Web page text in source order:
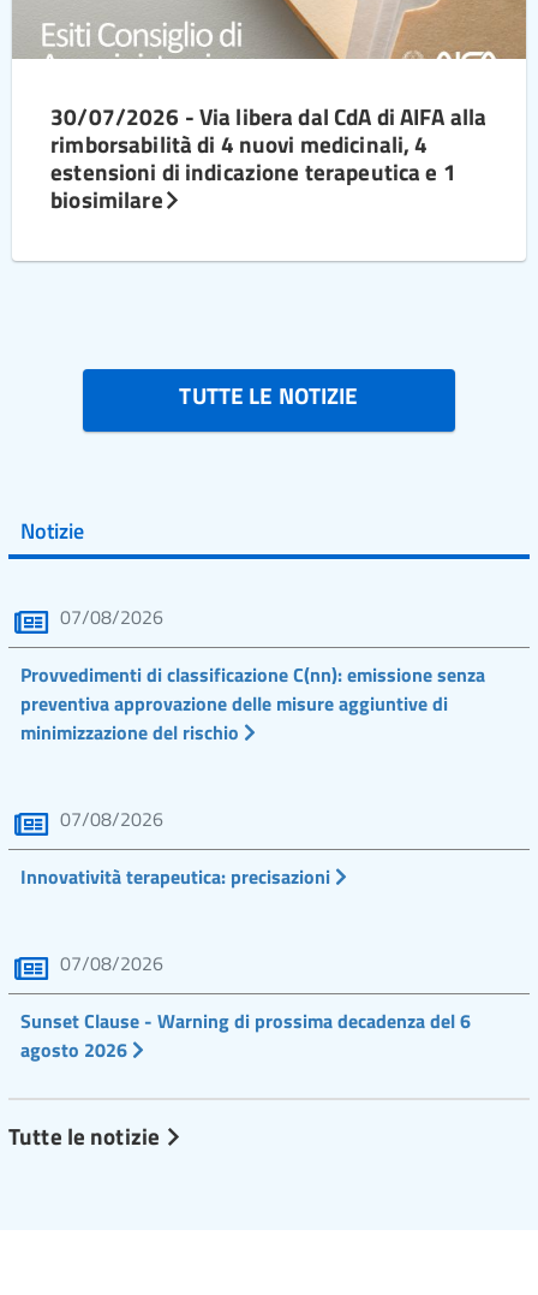
30/07/2026 - Via libera dal CdA di AIFA alla
rimborsabilità di 4 nuovi medicinali, 4
estensioni di indicazione terapeutica e 1
biosimilare
TUTTE LE NOTIZIE
Notizie
07/08/2026
Provvedimenti di classificazione C(nn): emissione senza
preventiva approvazione delle misure aggiuntive di
minimizzazione del rischio
07/08/2026
Innovatività terapeutica: precisazioni
07/08/2026
Sunset Clause - Warning di prossima decadenza del 6
agosto 2026
Tutte le notizie